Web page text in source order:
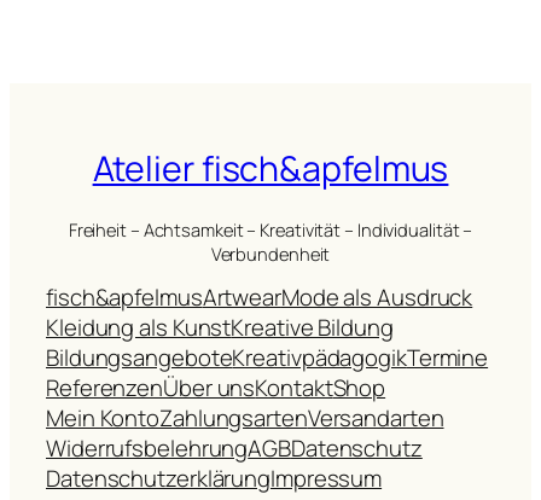
Atelier fisch&apfelmus
Freiheit – Achtsamkeit – Kreativität – Individualität –
Verbundenheit
fisch&apfelmusArtwearMode als Ausdruck
Kleidung als KunstKreative Bildung
BildungsangeboteKreativpädagogikTermine
ReferenzenÜber unsKontaktShop
Mein KontoZahlungsartenVersandarten
WiderrufsbelehrungAGBDatenschutz
DatenschutzerklärungImpressum